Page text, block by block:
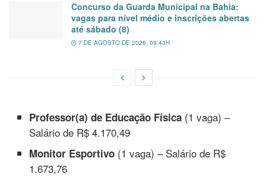
Concurso da Guarda Municipal na Bahia:
vagas para nível médio e inscrições abertas
até sábado (8)
7 DE AGOSTO DE 2026, 09:43H
Professor(a) de Educação Física (1 vaga) –
Salário de R$ 4.170,49
Monitor Esportivo (1 vaga) – Salário de R$
1.673,76